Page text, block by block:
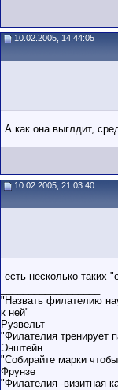
10.02.2005, 14:44:05
А как она выглдит,
10.02.2005, 21:03:40
есть несколько таких
"Назвать филателию
к ней"
Рузвельт
"Филателия тренирует
Энштейн
"Собирайте марки
Фрунзе
"Филателия -визитная